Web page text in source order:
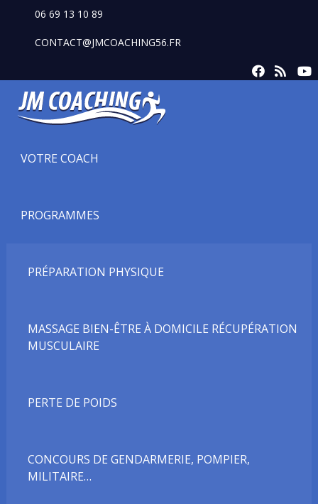
06 69 13 10 89
CONTACT@JMCOACHING56.FR
VOTRE COACH
PROGRAMMES
PRÉPARATION PHYSIQUE
MASSAGE BIEN-ÊTRE À DOMICILE RÉCUPÉRATION
MUSCULAIRE
PERTE DE POIDS
CONCOURS DE GENDARMERIE, POMPIER,
MILITAIRE…